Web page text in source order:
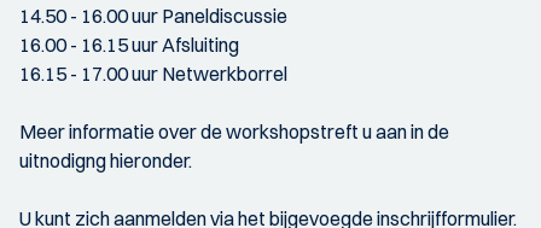
14.50 - 16.00 uur Paneldiscussie
16.00 - 16.15 uur Afsluiting
16.15 - 17.00 uur Netwerkborrel
Meer informatie over de workshopstreft u aan in de
uitnodigng hieronder.
U kunt zich aanmelden via het bijgevoegde inschrijfformulier.